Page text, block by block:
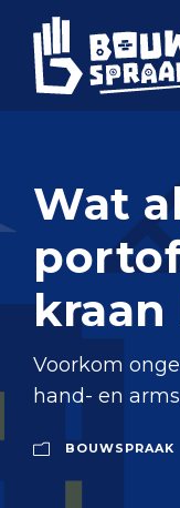
Wat
Voorkom
hand- en
BOUWSPRAAK